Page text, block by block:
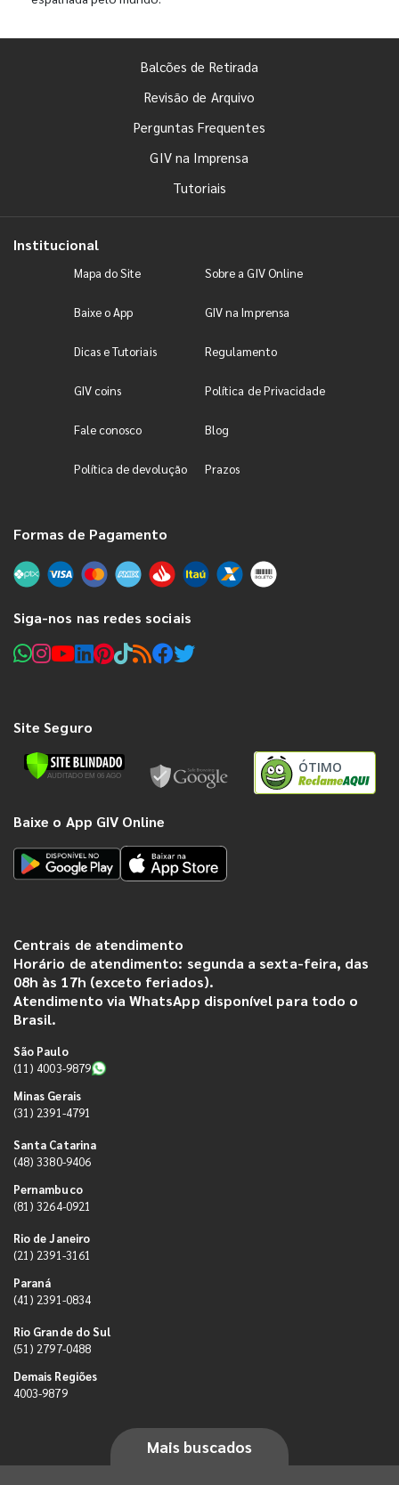
Balcões de Retirada
Revisão de Arquivo
Perguntas Frequentes
GIV na Imprensa
Tutoriais
Institucional
Mapa do Site Sobre a GIV Online
Baixe o App GIV na Imprensa
Dicas e Tutoriais Regulamento
GIV coins Política de Privacidade
Fale conosco Blog
Política de devolução Prazos
Formas de Pagamento
Siga-nos nas redes sociais
Site Seguro
ÓTIMO
Baixe o App GIV Online
Centrais de atendimento
Horário de atendimento: segunda a sexta-feira, das
08h às 17h (exceto feriados).
Atendimento via WhatsApp disponível para todo o
Brasil.
São Paulo
(11) 4003-9879
Minas Gerais
(31) 2391-4791
Santa Catarina
(48) 3380-9406
Pernambuco
(81) 3264-0921
Rio de Janeiro
(21) 2391-3161
Paraná
(41) 2391-0834
Rio Grande do Sul
(51) 2797-0488
Demais Regiões
4003-9879
Mais buscados